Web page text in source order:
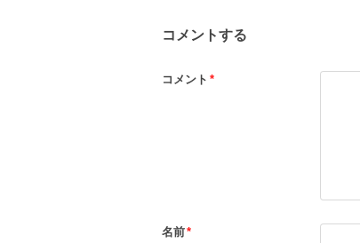
コメントする
コメント *
名前*